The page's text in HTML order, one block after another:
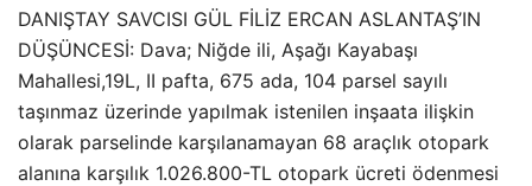
DANIŞTAY SAVCISI GÜL FİLİZ ERCAN ASLANTAŞ’IN
DÜŞÜNCESİ: Dava; Niğde ili, Aşağı Kayabaşı
Mahallesi,19L, II pafta, 675 ada, 104 parsel sayılı
taşınmaz üzerinde yapılmak istenilen inşaata ilişkin
olarak parselinde karşılanamayan 68 araçlık otopark
alanına karşılık 1.026.800-TL otopark ücreti ödenmesi